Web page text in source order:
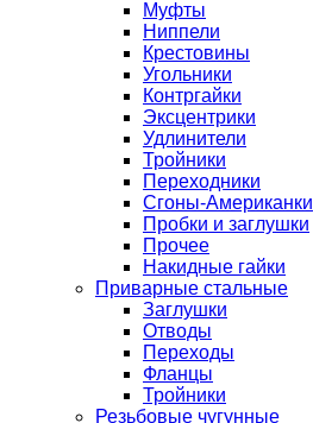
Муфты
Ниппели
Крестовины
Угольники
Контргайки
Эксцентрики
Удлинители
Тройники
Переходники
Сгоны-Американки
Пробки и заглушки
Прочее
Накидные гайки
Приварные стальные
Заглушки
Отводы
Переходы
Фланцы
Тройники
Резьбовые чугунные